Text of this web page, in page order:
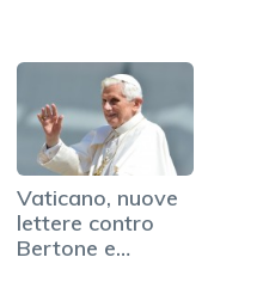
Vaticano, nuove
lettere contro
Bertone e